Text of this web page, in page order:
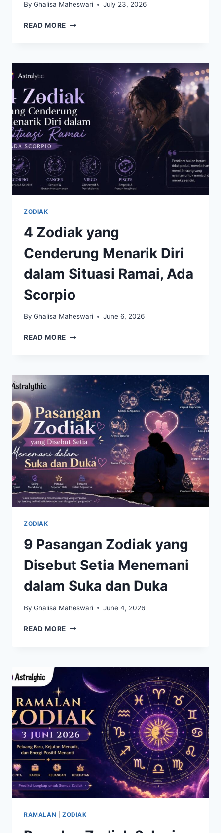
By Ghalisa Maheswari July 23, 2026
READ MORE CANCER
MEMAHAMI
POTENSI
TERBAIKNYA
ZODIAK
4 Zodiak yang
Cenderung Menarik Diri
dalam Situasi Ramai, Ada
Scorpio
By Ghalisa Maheswari June 6, 2026
READ MORE 4
MENARIK
DIRI
DALAM
SITUASI
RAMAI,
ADA
SCORPIO
ZODIAK
9 Pasangan Zodiak yang
Disebut Setia Menemani
dalam Suka dan Duka
By Ghalisa Maheswari June 4, 2026
READ MORE 9
DISEBUT
SETIA
MENEMANI
DALAM
SUKA
DAN
DUKA
RAMALAN ZODIAK